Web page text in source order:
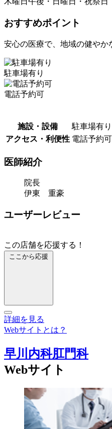
おすすめポイント
安心の医療で、地域の健やか
駐車場有り
電話予約可
施設・設備
駐車場有り
アクセス・利便性 電話予約可
医師紹介
院長
伊東 重豪
ユーザーレビュー
この店舗を応援する！
ここから応援
詳細を見る
Webサイトとは？
早川内科肛門科
Webサイト